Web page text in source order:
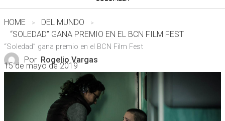
HOME
DEL MUNDO
“SOLEDAD” GANA PREMIO EN EL BCN FILM FEST
“Soledad” gana premio en el BCN Film Fest
Por Rogelio Vargas
15 de mayo de 2019